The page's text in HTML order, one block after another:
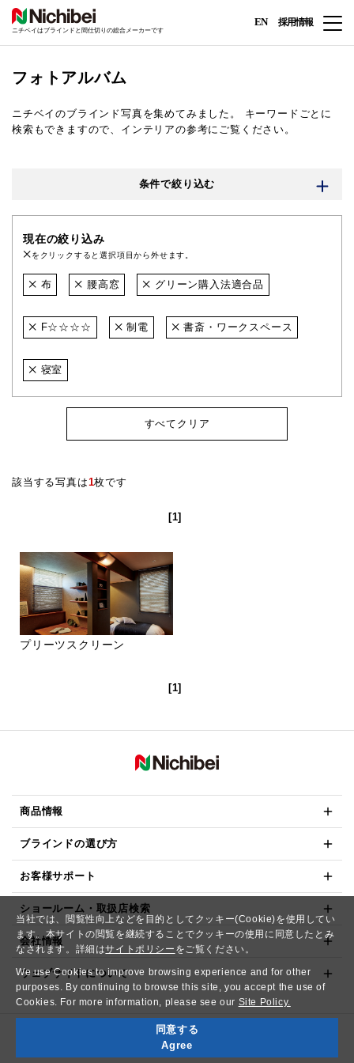
当社では、閲覧性向上などを目的としてクッキー(Cookie)を使用してい
ます。本サイトの閲覧を継続することでクッキーの使用に同意したとみ
なされます。詳細はサイトポリシー をご覧ください。
We use Cookies to improve browsing experience and for other
purposes. By continuing to browse this site, you accept the use of
Cookies. For more information, please see our Site Policy.
同意する
Agree
ニチベイはブラインドと間仕切りの総合メーカーです
EN 採用情報
フォトアルバム
ニチベイのブラインド写真を集めてみました。
キーワードごとに
検索もできますので、インテリアの参考にご覧ください。
条件で絞り込む
現在の絞り込み
をクリックすると選択項目から外せます。
布 腰高窓 グリーン購入法適合品
F☆☆☆☆ 制電 書斎・ワークスペース
寝室
すべてクリア
該当する写真は1枚です
[1]
プリーツスクリーン
[1]
商品情報
ブラインドの選び方
お客様サポート
ショールーム・取扱店検索
会社情報
ウェブサイトについて
Copyright© NICHIBEI CO.,LTD. All Rights Reserved.